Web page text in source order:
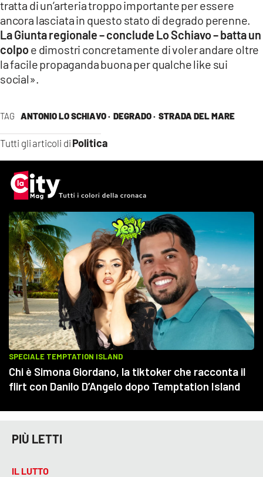
TAG ANTONIO LO SCHIAVO · DEGRADO · STRADA DEL MARE
Tutti gli articoli di Politica
tratta di un’arteria troppo importante per essere
ancora lasciata in questo stato di degrado perenne.
La Giunta regionale – conclude Lo Schiavo – batta un
colpoe dimostri concretamente di voler andare oltre
la facile propaganda buona per qualche like sui
social».
PIÙ LETTI
IL LUTTO